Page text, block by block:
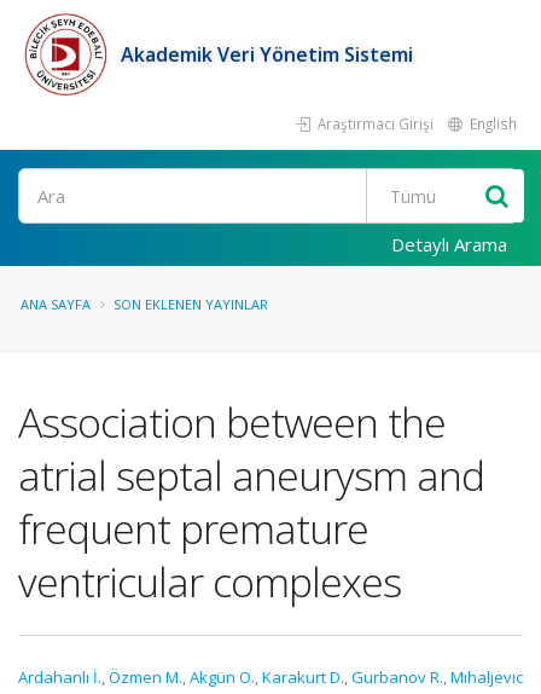
Akademik Veri Yönetim Sistemi
Araştırmacı Girişi English
Ara
Detaylı Arama
ANA SAYFA SON EKLENEN YAYINLAR
Association between the
atrial septal aneurysm and
frequent premature
ventricular complexes
Ardahanlı İ.,Özmen M.,Akgün O.,Karakurt D.,Gurbanov R.,Mıhaljevıc